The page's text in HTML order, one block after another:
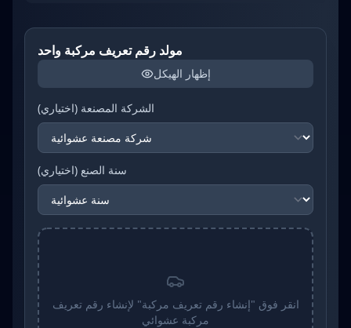
مولد رقم تعريف مركبة واحد
إظهار الهيكل
الشركة المصنعة (اختياري)
سنة الصنع (اختياري)
انقر فوق "إنشاء رقم تعريف مركبة" لإنشاء رقم تعريف
مركبة عشوائي